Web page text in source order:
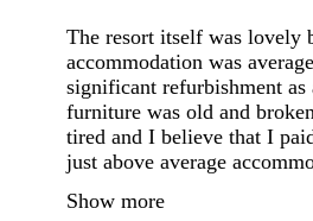
The resort itself was lovely
accommodation was
significant refurbishment
furniture was old and
tired and I believe that I
just above average
Show more